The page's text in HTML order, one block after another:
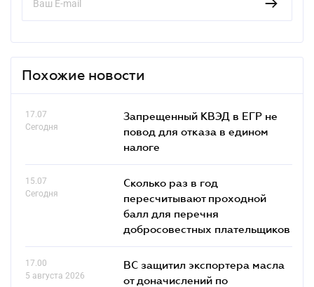
Похожие новости
17.07
Сегодня
Запрещенный КВЭД в ЕГР не
повод для отказа в едином
налоге
15.07
Сегодня
Сколько раз в год
пересчитывают проходной
балл для перечня
добросовестных плательщиков
17.00
5 августа 2026
ВС защитил экспортера масла
от доначислений по